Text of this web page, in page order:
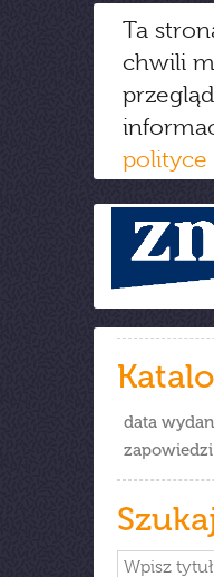
Ta
chwili
polityce
data
zapowiedzi